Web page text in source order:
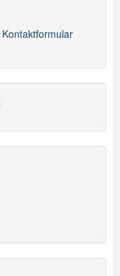
Kontaktformular